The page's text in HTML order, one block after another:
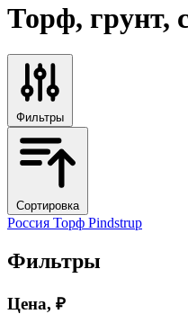
Торф, грунт,
Фильтры
Сортировка
Россия Торф Pindstrup
Фильтры
Цена, ₽